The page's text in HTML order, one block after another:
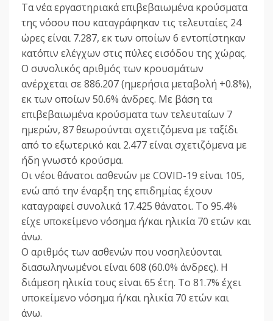
Τα νέα εργαστηριακά επιβεβαιωμένα κρούσματα
της νόσου που καταγράφηκαν τις τελευταίες 24
ώρες είναι 7.287, εκ των οποίων 6 εντοπίστηκαν
κατόπιν ελέγχων στις πύλες εισόδου της χώρας.
Ο συνολικός αριθμός των κρουσμάτων
ανέρχεται σε 886.207 (ημερήσια μεταβολή +0.8%),
εκ των οποίων 50.6% άνδρες. Με βάση τα
επιβεβαιωμένα κρούσματα των τελευταίων 7
ημερών, 87 θεωρούνται σχετιζόμενα με ταξίδι
από το εξωτερικό και 2.477 είναι σχετιζόμενα με
ήδη γνωστό κρούσμα.
Οι νέοι θάνατοι ασθενών με COVID-19 είναι 105,
ενώ από την έναρξη της επιδημίας έχουν
καταγραφεί συνολικά 17.425 θάνατοι. Το 95.4%
είχε υποκείμενο νόσημα ή/και ηλικία 70 ετών και
άνω.
Ο αριθμός των ασθενών που νοσηλεύονται
διασωληνωμένοι είναι 608 (60.0% άνδρες). Η
διάμεση ηλικία τους είναι 65 έτη. To 81.7% έχει
υποκείμενο νόσημα ή/και ηλικία 70 ετών και
άνω.